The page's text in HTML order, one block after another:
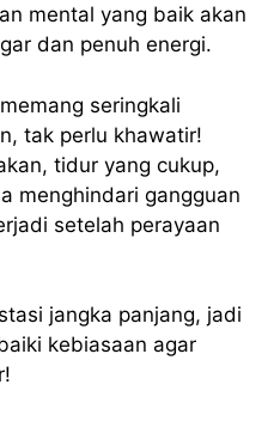
mental yang baik akan
dan penuh energi.
seringkali
tak perlu khawatir!
tidur yang cukup,
menghindari gangguan
setelah perayaan
jangka panjang, jadi
kebiasaan agar